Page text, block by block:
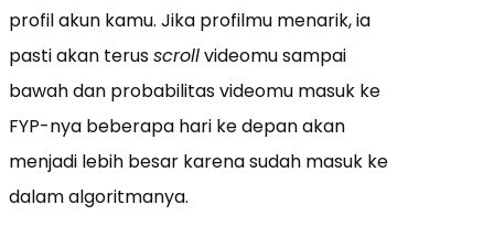
profil akun kamu. Jika profilmu menarik, ia
pasti akan terusscrollvideomu sampai
bawah dan probabilitas videomu masuk ke
FYP-nya beberapa hari ke depan akan
menjadi lebih besar karena sudah masuk ke
dalam algoritmanya.